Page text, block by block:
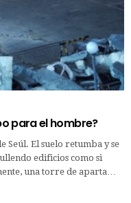
para el hombre?
Seúl. El suelo retumba y se
edificios como si
una torre de aparta…